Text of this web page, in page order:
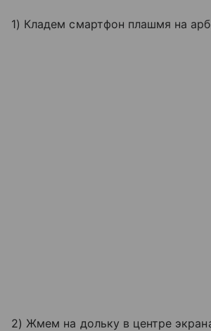
1) Кладем смартфон плашмя на
2) Жмем на дольку в центре